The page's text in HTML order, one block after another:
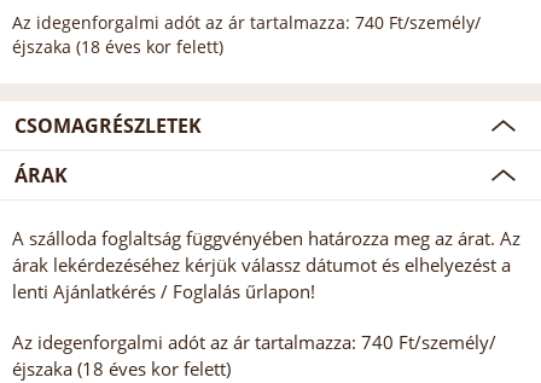
Az idegenforgalmi adót az ár tartalmazza: 740 Ft/személy/
éjszaka (18 éves kor felett)
CSOMAGRÉSZLETEK
ÁRAK
A szálloda foglaltság függvényében határozza meg az árat. Az
árak lekérdezéséhez kérjük válassz dátumot és elhelyezést a
lenti Ajánlatkérés / Foglalás űrlapon!
Az idegenforgalmi adót az ár tartalmazza: 740 Ft/személy/
éjszaka (18 éves kor felett)